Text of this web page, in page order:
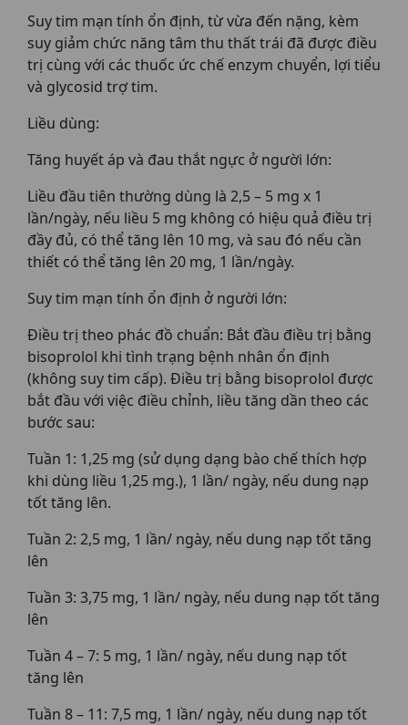
Suy tim mạn tính ổn định, từ vừa đến nặng, kèm
suy giảm chức năng tâm thu thất trái đã được điều
trị cùng với các thuốc ức chế enzym chuyển, lợi tiểu
và glycosid trợ tim.
Liều dùng:
Tăng huyết áp và đau thắt ngực ở người lớn:
Liều đầu tiên thường dùng là 2,5 – 5 mg x 1
lần/ngày, nếu liều 5 mg không có hiệu quả điều trị
đầy đủ, có thể tăng lên 10 mg, và sau đó nếu cần
thiết có thể tăng lên 20 mg, 1 lần/ngày.
Suy tim mạn tính ổn định ở người lớn:
Điều trị theo phác đồ chuẩn: Bắt đầu điều trị bằng
bisoprolol khi tình trạng bệnh nhân ổn định
(không suy tim cấp). Điều trị bằng bisoprolol được
bắt đầu với việc điều chỉnh, liều tăng dần theo các
bước sau:
Tuần 1: 1,25 mg (sử dụng dạng bào chế thích hợp
khi dùng liều 1,25 mg.), 1 lần/ ngày, nếu dung nạp
tốt tăng lên.
Tuần 2: 2,5 mg, 1 lần/ ngày, nếu dung nạp tốt tăng
lên
Tuần 3: 3,75 mg, 1 lần/ ngày, nếu dung nạp tốt tăng
lên
Tuần 4 – 7: 5 mg, 1 lần/ ngày, nếu dung nạp tốt
tăng lên
Tuần 8 – 11: 7,5 mg, 1 lần/ ngày, nếu dung nạp tốt